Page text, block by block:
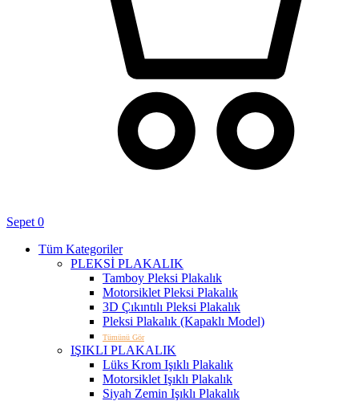
Sepet 0
Tüm Kategoriler
PLEKSİ PLAKALIK
Tamboy Pleksi Plakalık
Motorsiklet Pleksi Plakalık
3D Çıkıntılı Pleksi Plakalık
Pleksi Plakalık (Kapaklı Model)
Tümünü Gör
IŞIKLI PLAKALIK
Lüks Krom Işıklı Plakalık
Motorsiklet Işıklı Plakalık
Siyah Zemin Işıklı Plakalık